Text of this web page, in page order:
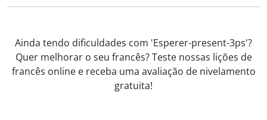
Ainda tendo dificuldades com 'Esperer-present-3ps'?
Quer melhorar o seu francês? Teste nossas lições de
francês online e receba uma avaliação de nivelamento
gratuita!